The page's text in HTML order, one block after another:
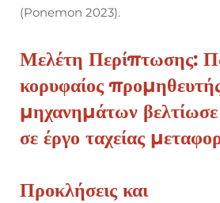
(Ponemon 2023).
Μελέτη Περίπτωσης:
κορυφαίος
μηχανημάτων
σε έργο ταχείας
Προκλήσεις και